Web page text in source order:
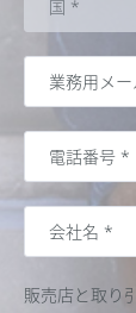
販売店と取り